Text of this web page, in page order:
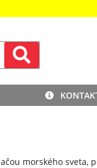
morského sveta,